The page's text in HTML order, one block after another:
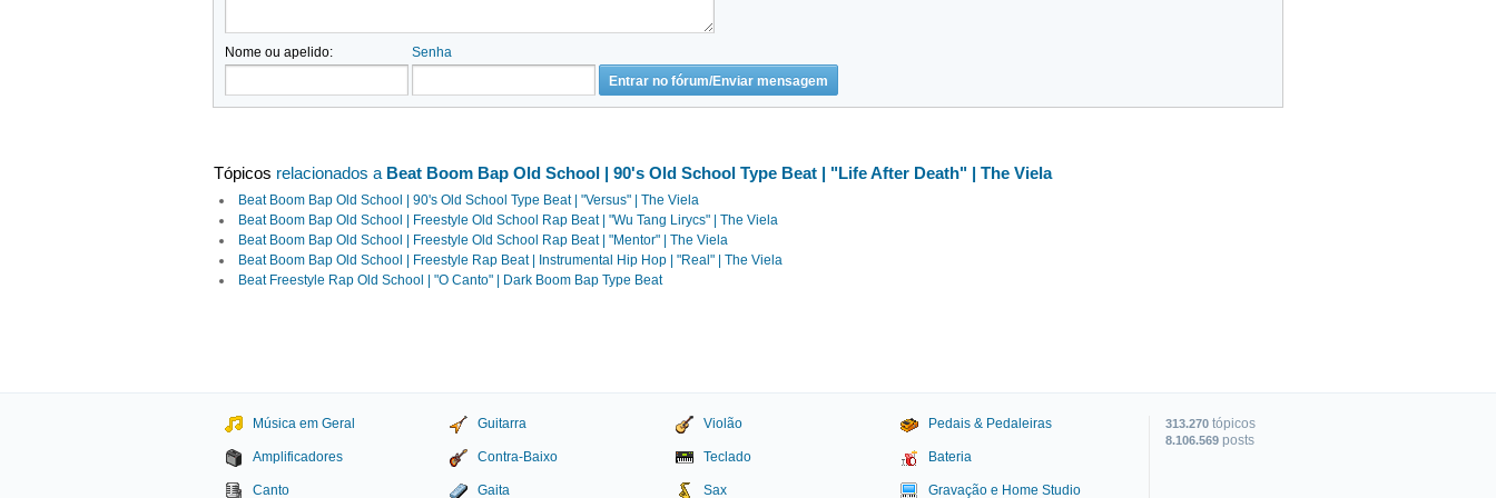
Nome ou apelido: Senha
Tópicos relacionados a Beat Boom Bap Old School | 90's Old School Type Beat | "Life After Death" | The Viela
Beat Boom Bap Old School | 90's Old School Type Beat | "Versus" | The Viela
Beat Boom Bap Old School | Freestyle Old School Rap Beat | "Wu Tang Lirycs" | The Viela
Beat Boom Bap Old School | Freestyle Old School Rap Beat | "Mentor" | The Viela
Beat Boom Bap Old School | Freestyle Rap Beat | Instrumental Hip Hop | "Real" | The Viela
Beat Freestyle Rap Old School | "O Canto" | Dark Boom Bap Type Beat
Música em Geral Guitarra Violão Pedais & Pedaleiras
Amplificadores Contra-Baixo Teclado Bateria
Canto Gaita Sax Gravação e Home Studio
313.270 tópicos
8.106.569 posts